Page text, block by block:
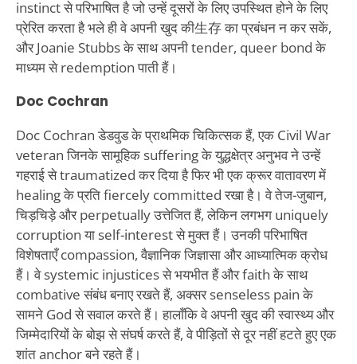
instinct से परिभाषित है जो उन्हें दूसरों के लिए उपस्थित होने के लिए
प्रेरित करता है भले ही वे अपनी खुद की生存 का प्रबंधन न कर सकें,
और Joanie Stubbs के साथ अपनी tender, queer bond के
माध्यम से redemption पाती हैं।
Doc Cochran
Doc Cochran डेडवुड के प्राथमिक चिकित्सक हैं, एक Civil War
veteran जिनके सामूहिक suffering के युद्धक्षेत्र अनुभव ने उन्हें
गहराई से traumatized कर दिया है फिर भी एक क्रूर वातावरण में
healing के प्रति fiercely committed रखा है। वे तेज-जुबान,
चिड़चिड़े और perpetually उत्तेजित हैं, लेकिन लगभग uniquely
corruption या self-interest से मुक्त हैं। उनकी परिभाषित
विशेषताएँ compassion, वैज्ञानिक जिज्ञासा और आध्यात्मिक क्रोध
हैं। वे systemic injustices से भयभीत हैं और faith के साथ
combative संबंध बनाए रखते हैं, अक्सर senseless pain के
सामने God से सवाल करते हैं। हालाँकि वे अपनी खुद की स्वास्थ्य और
जिम्मेदारियों के बोझ से संघर्ष करते हैं, वे पीड़ितों से दूर नहीं हटते हुए एक
शांत anchor बने रहते हैं।